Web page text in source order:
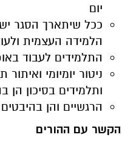
יום
ככל שיתארך הסגר
הלמידה העצמית
התלמידים לעבוד
ניטור יומיומי
ותלמידים בסיכון הן
הרגשיים והן בהיבטים
הקשר עם ההורים